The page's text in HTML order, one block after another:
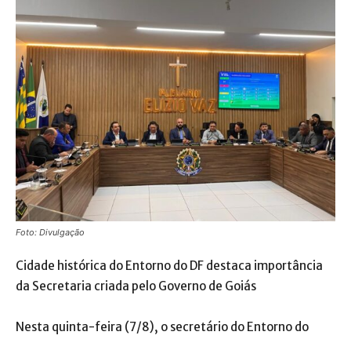
Foto: Divulgação
Cidade histórica do Entorno do DF destaca importância
da Secretaria criada pelo Governo de Goiás
Nesta quinta-feira (7/8), o secretário do Entorno do